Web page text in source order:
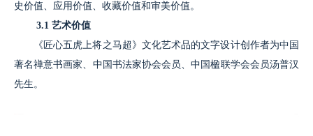
史价值、应用价值、收藏价值和审美价值。
3.1 艺术价值
《匠心五虎上将之马超》文化艺术品的文字设计创作者为中国
著名禅意书画家、中国书法家协会会员、中国楹联学会会员汤普汉
先生。